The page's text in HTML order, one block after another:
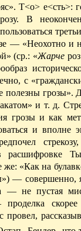
Т<о> е<сть>:
В
— «Неохотно и
(ср.: «Жарче
с
полезны грозы».
и т. д.
грозы и как
и вполне
расшифровке
«Как на
— совершенно,
— не пустая